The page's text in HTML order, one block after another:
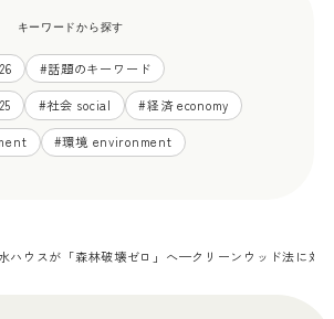
キーワードから探す
#話題のキーワード
#社会 social #経済 economy
#環境 environment
ハウスが「森林破壊ゼロ」へ—クリーンウッド法に対応